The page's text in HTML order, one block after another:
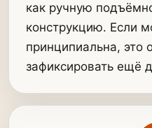
как ручную
конструкцию. Если
принципиальна, это
зафиксировать ещё